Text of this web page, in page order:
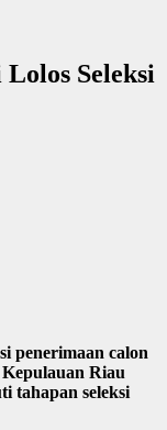
Seleksi
penerimaan calon
Riau
tahapan seleksi